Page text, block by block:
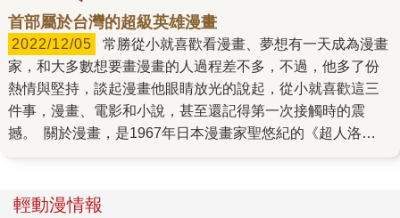
首部屬於台灣的超級英雄漫畫
2022/12/05
家，和大多數想要畫漫畫的人過程差不多，不過，他多了份
熱情與堅持，談起漫畫他眼睛放光的說起，從小就喜歡這三
件事，漫畫、電影和小說，甚至還記得第一次接觸時的震
撼。 關於漫畫，是1967年日本漫畫家聖悠紀的《超人洛
年動作片名導張徹《八道樓子》電影，中日長城戰役全營僅
輕動漫情報